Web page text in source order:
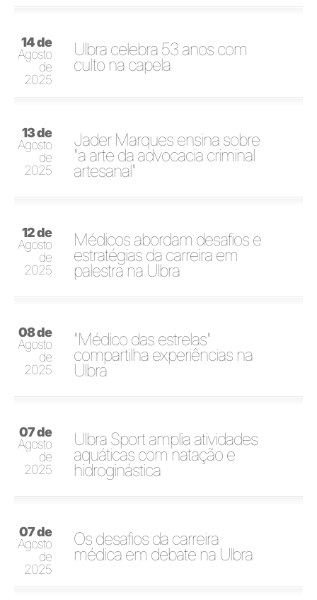
14 de
Agosto
de
2025
Ulbra celebra 53 anos com
culto na capela
13 de
Agosto
de
2025
Jader Marques ensina sobre
"a arte da advocacia criminal
artesanal"
12 de
Agosto
de
2025
Médicos abordam desafios e
estratégias da carreira em
palestra na Ulbra
08 de
Agosto
de
2025
"Médico das estrelas"
compartilha experiências na
Ulbra
07 de
Agosto
de
2025
Ulbra Sport amplia atividades
aquáticas com natação e
hidroginástica
07 de
Agosto
de
2025
Os desafios da carreira
médica em debate na Ulbra